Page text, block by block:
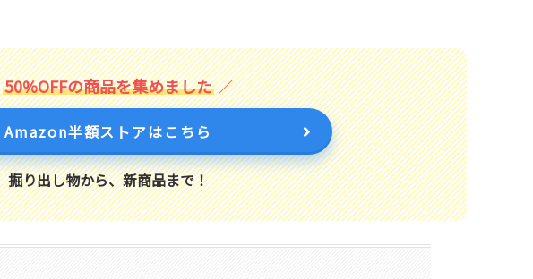
50%OFFの商品を集めました
Amazon半額ストアはこちら
掘り出し物から、新商品まで！